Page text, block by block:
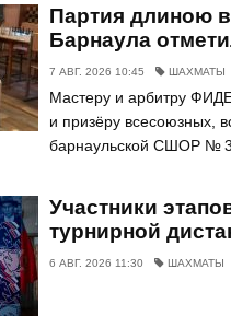
Партия длиною
Барнаула
7 АВГ. 2026 10:45 ШАХМАТЫ
Мастеру и арбитру
и призёру всесоюзных,
барнаульской СШОР № 3
Участники
турнирной
6 АВГ. 2026 11:30 ШАХМАТЫ